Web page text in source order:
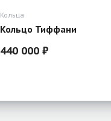
Кольца
Кольцо Тиффани
440 000 ₽